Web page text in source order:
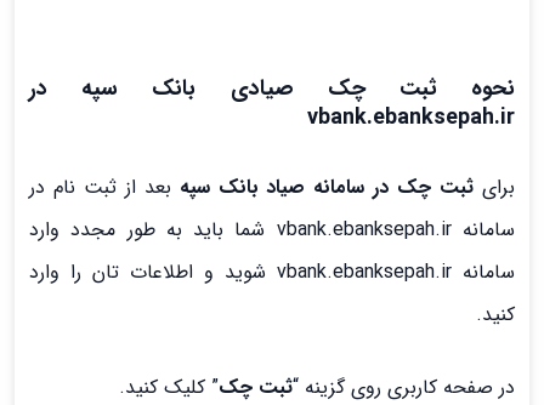
نحوه ثبت چک صیادی بانک سپه در
vbank.ebanksepah.ir
برای ثبت چک در سامانه صیاد بانک سپه بعد از ثبت نام در
سامانه vbank.ebanksepah.ir شما باید به طور مجدد وارد
سامانه vbank.ebanksepah.ir شوید و اطلاعات تان را وارد
کنید.
در صفحه کاربری روی گزینه “ثبت چک” کلیک کنید.